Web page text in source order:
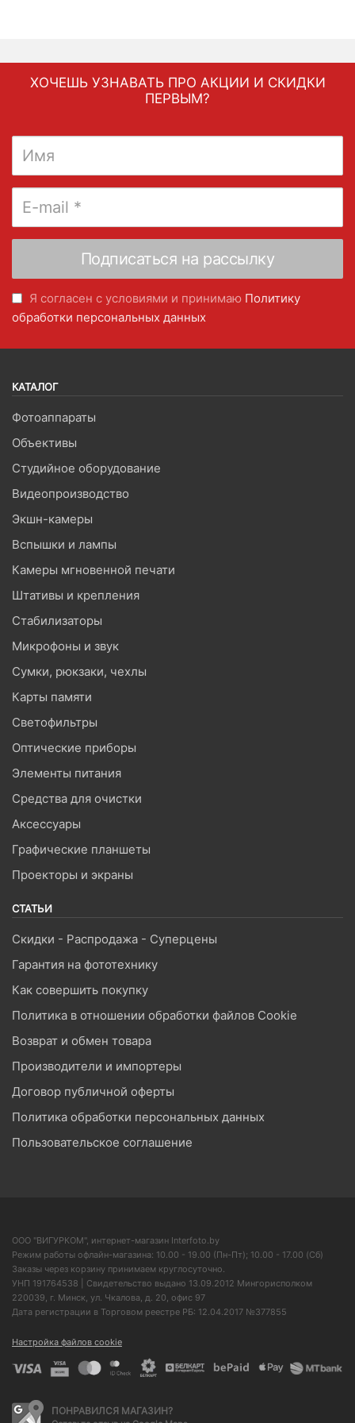
ХОЧЕШЬ УЗНАВАТЬ ПРО АКЦИИ И СКИДКИ
ПЕРВЫМ?
Я согласен с условиями и принимаю Политику
обработки персональных данных
КАТАЛОГ
Фотоаппараты
Объективы
Студийное оборудование
Видеопроизводство
Экшн-камеры
Вспышки и лампы
Камеры мгновенной печати
Штативы и крепления
Стабилизаторы
Микрофоны и звук
Сумки, рюкзаки, чехлы
Карты памяти
Светофильтры
Оптические приборы
Элементы питания
Средства для очистки
Аксессуары
Графические планшеты
Проекторы и экраны
СТАТЬИ
Скидки - Распродажа - Суперцены
Гарантия на фототехнику
Как совершить покупку
Политика в отношении обработки файлов Cookie
Возврат и обмен товара
Производители и импортеры
Договор публичной оферты
Политика обработки персональных данных
Пользовательское соглашение
ООО "ВИГУРКОМ", интернет-магазин Interfoto.by
Режим работы офлайн-магазина: 10.00 - 19.00 (Пн-Пт); 10.00 - 17.00 (Сб)
Заказы через корзину принимаем круглосуточно.
УНП 191764538 | Свидетельство выдано 13.09.2012 Мингорисполком
220039, г. Минск, ул. Чкалова, д. 20, офис 97
Дата регистрации в Торговом реестре РБ: 12.04.2017 №377855
Настройка файлов cookie
ПОНРАВИЛСЯ МАГАЗИН?